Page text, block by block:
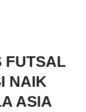
FUTSAL
NAIK
ASIA